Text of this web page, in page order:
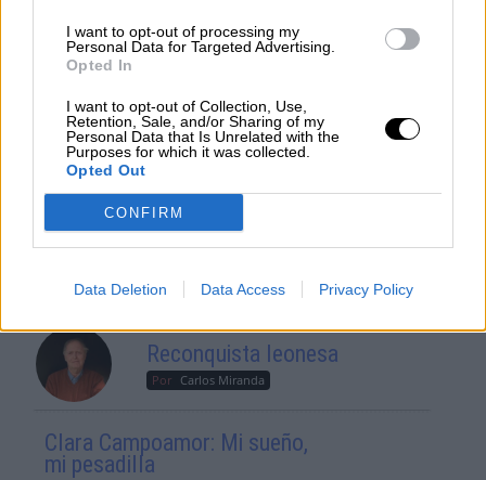
I want to opt-out of processing my
Personal Data for Targeted Advertising.
Opted In
I want to opt-out of Collection, Use,
Retention, Sale, and/or Sharing of my
Personal Data that Is Unrelated with the
Purposes for which it was collected.
Opted Out
CONFIRM
Data Deletion Data Access Privacy Policy
Suelta y confía
Por María Comesaña
Votantes y votados
Por Juan Manuel Beltrán
El Conflicto de Oriente Medio:
Un Nuevo Orden Autoritario
en Construcción
Geopolítica de Crisis
Reconquista leonesa
Por Carlos Miranda
Clara Campoamor: Mi sueño,
mi pesadilla